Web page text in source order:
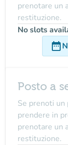
prenotare un
restituzione.
No slots
date_range
Posto a
Se prenoti un
prendere in
prenotare un
restituzione.